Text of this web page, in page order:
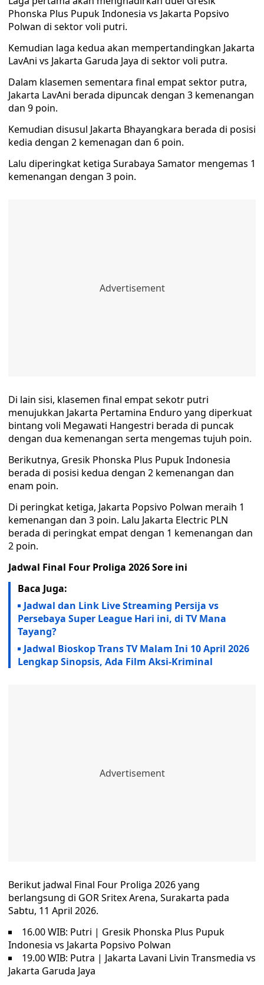
Phonska Plus Pupuk Indonesia vs Jakarta Popsivo
Polwan di sektor voli putri.
Kemudian laga kedua akan mempertandingkan Jakarta
LavAni vs Jakarta Garuda Jaya di sektor voli putra.
Dalam klasemen sementara final empat sektor putra,
Jakarta LavAni berada dipuncak dengan 3 kemenangan
dan 9 poin.
Kemudian disusul Jakarta Bhayangkara berada di posisi
kedia dengan 2 kemenagan dan 6 poin.
Lalu diperingkat ketiga Surabaya Samator mengemas 1
kemenangan dengan 3 poin.
Di lain sisi, klasemen final empat sekotr putri
menujukkan Jakarta Pertamina Enduro yang diperkuat
bintang voli Megawati Hangestri berada di puncak
dengan dua kemenangan serta mengemas tujuh poin.
Berikutnya, Gresik Phonska Plus Pupuk Indonesia
berada di posisi kedua dengan 2 kemenangan dan
enam poin.
Di peringkat ketiga, Jakarta Popsivo Polwan meraih 1
kemenangan dan 3 poin. Lalu Jakarta Electric PLN
berada di peringkat empat dengan 1 kemenangan dan
2 poin.
Jadwal Final Four Proliga 2026 Sore ini
Baca Juga:
Jadwal dan Link Live Streaming Persija vs
Persebaya Super League Hari ini, di TV Mana
Tayang?
Jadwal Bioskop Trans TV Malam Ini 10 April 2026
Lengkap Sinopsis, Ada Film Aksi-Kriminal
Berikut jadwal Final Four Proliga 2026 yang
berlangsung di GOR Sritex Arena, Surakarta pada
Sabtu, 11 April 2026.
16.00 WIB: Putri | Gresik Phonska Plus Pupuk
Indonesia vs Jakarta Popsivo Polwan
19.00 WIB: Putra | Jakarta Lavani Livin Transmedia vs
Jakarta Garuda Jaya